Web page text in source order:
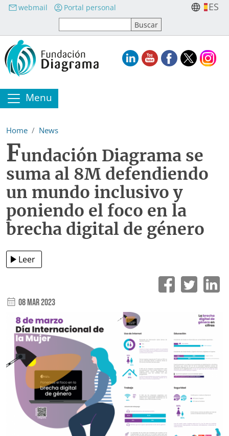
Skip to main content
webmail Portal personal ES
Menu
Home News
Fundación Diagrama se
suma al 8M defendiendo
un mundo inclusivo y
poniendo el foco en la
brecha digital de género
Leer
08 Mar 2023